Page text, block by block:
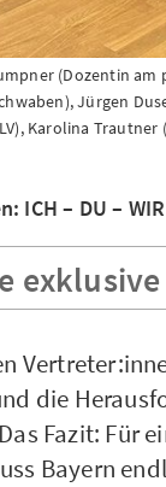
(Dozentin am
Jürgen
Karolina Trautner
ICH – DU – WIR
die
Fazit: Für
Bayern